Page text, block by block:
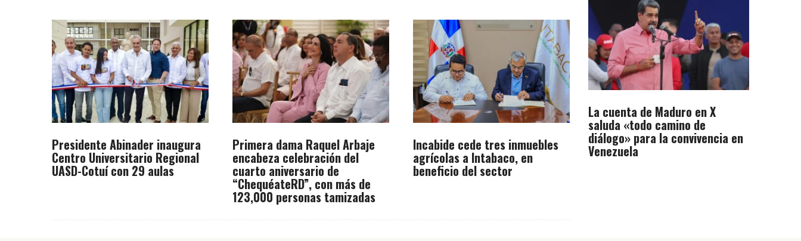
Presidente Abinader inaugura
Centro Universitario Regional
UASD-Cotuí con 29 aulas
Primera dama Raquel Arbaje
encabeza celebración del
cuarto aniversario de
“ChequéateRD”, con más de
123,000 personas tamizadas
Incabide cede tres inmuebles
agrícolas a Intabaco, en
beneficio del sector
La cuenta de Maduro en X
saluda «todo camino de
diálogo» para la convivencia en
Venezuela